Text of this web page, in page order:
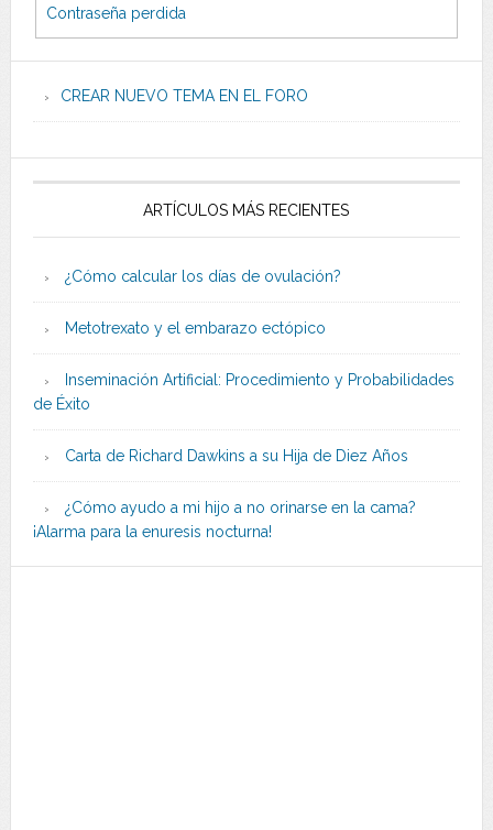
Contraseña perdida
CREAR NUEVO TEMA EN EL FORO
ARTÍCULOS MÁS RECIENTES
¿Cómo calcular los días de ovulación?
Metotrexato y el embarazo ectópico
Inseminación Artificial: Procedimiento y Probabilidades
de Éxito
Carta de Richard Dawkins a su Hija de Diez Años
¿Cómo ayudo a mi hijo a no orinarse en la cama?
¡Alarma para la enuresis nocturna!